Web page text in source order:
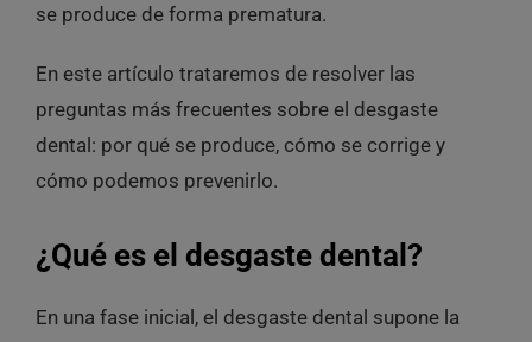
se produce de forma prematura.
En este artículo trataremos de resolver las
preguntas más frecuentes sobre el desgaste
dental: por qué se produce, cómo se corrige y
cómo podemos prevenirlo.
¿Qué es el desgaste dental?
En una fase inicial, el desgaste dental supone la